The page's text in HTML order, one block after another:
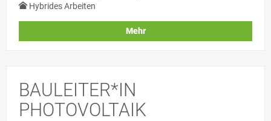
Hybrides Arbeiten
Mehr
BAULEITER*IN
PHOTOVOLTAIK